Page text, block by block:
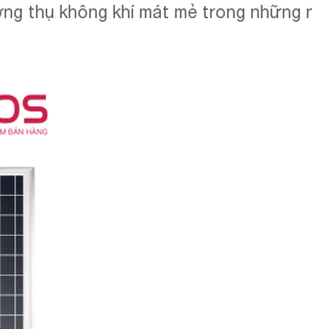
thụ không khí mát mẻ trong những